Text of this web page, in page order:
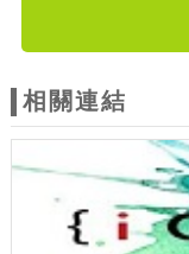
相關連結